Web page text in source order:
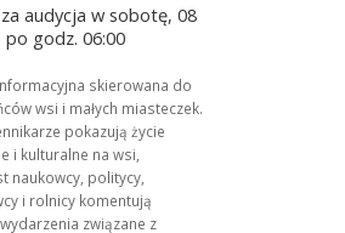
audycja w sobotę, 08
po godz. 06:00
skierowana do
wsi i małych miasteczek.
pokazują życie
i kulturalne na wsi,
naukowcy, politycy,
i rolnicy komentują
związane z